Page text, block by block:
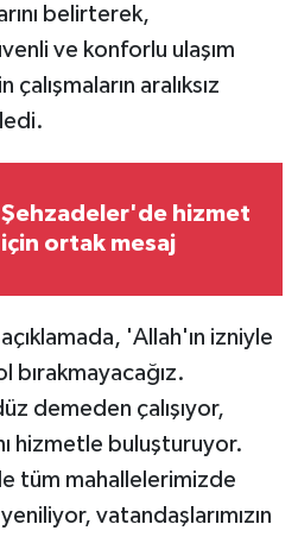
belirterek,
ve konforlu ulaşım
çalışmaların aralıksız
Şehzadeler'de hizmet
için ortak mesaj
'Allah'ın izniyle
bırakmayacağız.
demeden çalışıyor,
hizmetle buluşturuyor.
tüm mahallelerimizde
vatandaşlarımızın